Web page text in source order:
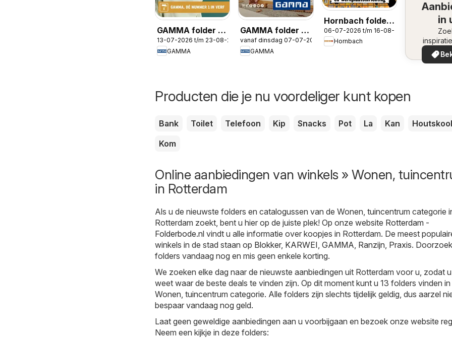
GAMMA folder -
De nummer 1 in
verf
13-07-2026 t/m 23-08-2026
GAMMA
GAMMA folder -
Gereedschap
special
vanaf dinsdag 07-07-2026
GAMMA
Hornbach folder
- Elektra,
machines en
werkplaastsinrichting
06-07-2026 t/m 16-08-2026
Hornbach
in
de
in uw
Producten die je nu voordeliger kunt kopen
Bank Toilet Telefoon Kip Snacks Pot La Kan
Houtskool
Kom
Online aanbiedingen van winkels » Wonen,
in Rotterdam
Als u de nieuwste folders en catalogussen van de Wonen, tuincentrum categorie
Rotterdam zoekt, bent u hier op de juiste plek! Op onze website Rotterdam -
Folderbode.nl vindt u alle informatie over koopjes in Rotterdam. De meest
winkels in de stad staan op Blokker, KARWEI, GAMMA, Ranzijn, Praxis.
folders vandaag nog en mis geen enkele korting.
We zoeken elke dag naar de nieuwste aanbiedingen uit Rotterdam voor u, zodat
weet waar de beste deals te vinden zijn. Op dit moment kunt u 13 folders vinden
Wonen, tuincentrum categorie. Alle folders zijn slechts tijdelijk geldig, dus aarzel
bespaar vandaag nog geld.
Laat geen geweldige aanbiedingen aan u voorbijgaan en bezoek onze website
Neem een kijkje in deze folders: